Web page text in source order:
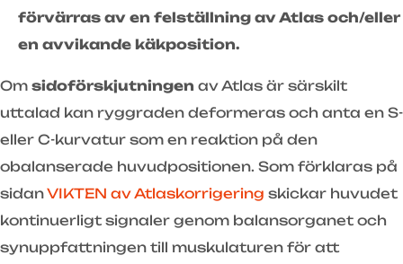
förvärras av en felställning av Atlas och/eller
en avvikande käkposition.
Om sidoförskjutningen av Atlas är särskilt
uttalad kan ryggraden deformeras och anta en S-
eller C-kurvatur som en reaktion på den
obalanserade huvudpositionen. Som förklaras på
sidanVIKTEN av Atlaskorrigering skickar huvudet
kontinuerligt signaler genom balansorganet och
synuppfattningen till muskulaturen för att